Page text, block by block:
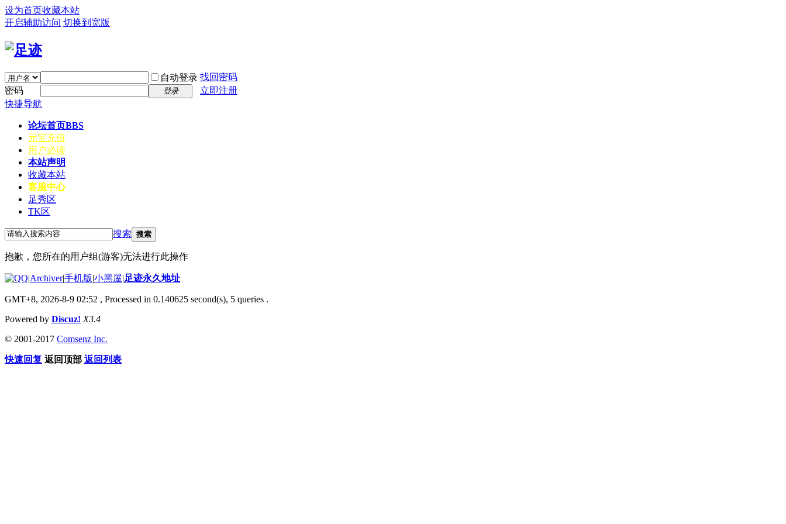
设为首页收藏本站
开启辅助访问 切换到宽版
自动登录 找回密码
密码
登录
立即注册
快捷导航
论坛首页BBS
元宝充值
用户必读
本站声明
收藏本站
客服中心
足秀区
TK区
搜索 搜索
抱歉，您所在的用户组(游客)无法进行此操作
|Archiver|手机版|小黑屋|足迹永久地址
GMT+8, 2026-8-9 02:52 , Processed in 0.140625 second(s), 5 queries .
Powered by Discuz! X3.4
© 2001-2017 Comsenz Inc.
快速回复 返回顶部 返回列表